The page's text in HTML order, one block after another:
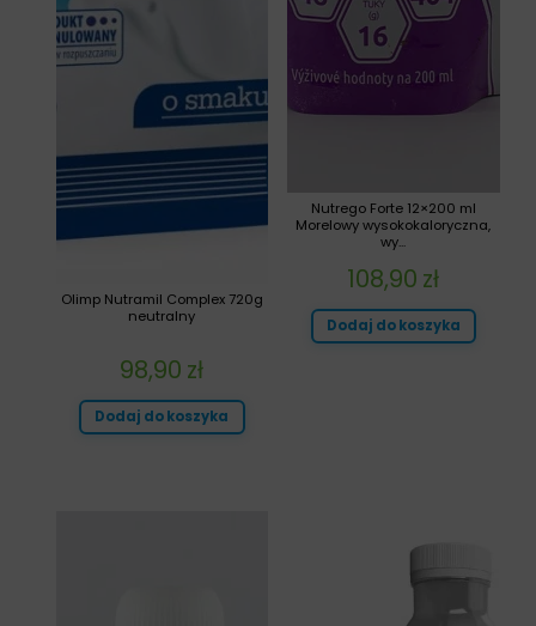
Nutrego Forte 12×200 ml
Morelowy wysokokaloryczna,
wy...
108,90 zł
Dodaj do koszyka
Olimp Nutramil Complex 720g
neutralny
98,90 zł
Dodaj do koszyka